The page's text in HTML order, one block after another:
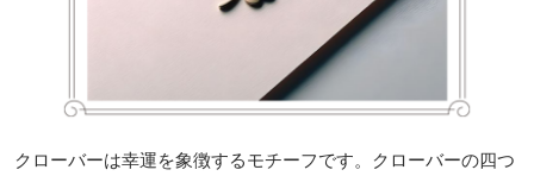
クローバーは幸運を象徴するモチーフです。クローバーの四つ